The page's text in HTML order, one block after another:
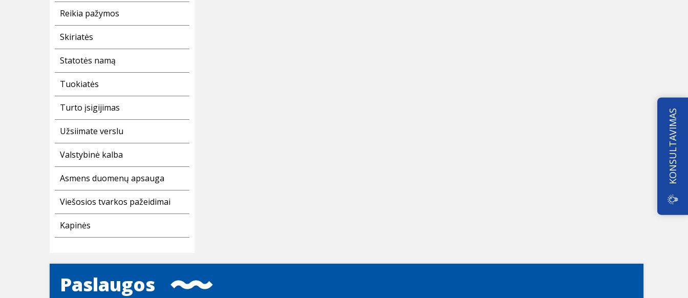
Reikia pažymos
Skiriatės
Statotės namą
Tuokiatės
Turto įsigijimas
Užsiimate verslu
Valstybinė kalba
Asmens duomenų apsauga
Viešosios tvarkos pažeidimai
Kapinės
Paslaugos
KONSULTAVIMAS